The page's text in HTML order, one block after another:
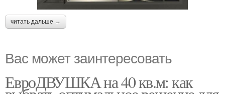
читать дальше →
Вас может заинтересовать
ЕвроДВУШКА на 40 кв.м: как